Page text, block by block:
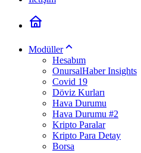
Modüller
Hesabım
OnursalHaber Insights
Covid 19
Döviz Kurları
Hava Durumu
Hava Durumu #2
Kripto Paralar
Kripto Para Detay
Borsa